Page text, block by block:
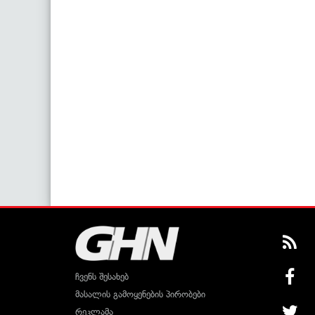
ჩვენს შესახებ
მასალის გამოყენების პირობები
რეკლამა